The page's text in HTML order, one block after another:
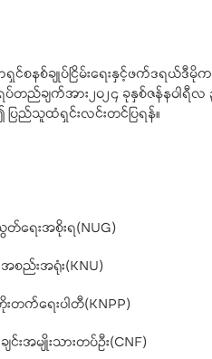
ရှင်စနစ်ချုပ်ငြိမ်းရေးနှင့်ဖက်ဒ
ျက်အား၂၀၂၄ ခုနှစ်ဇန်နဝါရီလ
ပြည်သူထံရှင်းလင်းတင်ပြရန်။
ညွတ်ရေးအစိုးရ(NUG)
စည်းအရုံး(KNU)
းတက်ရေးပါတီ(KNPP)
အမျိုးသားတပ်ဦး(CNF)